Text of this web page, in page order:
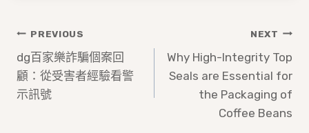
文
章
導
PREVIOUS
dg百家樂詐騙個案回
顧：從受害者經驗看警
示訊號
NEXT
Why High-Integrity Top
Seals are Essential for
the Packaging of
Coffee Beans